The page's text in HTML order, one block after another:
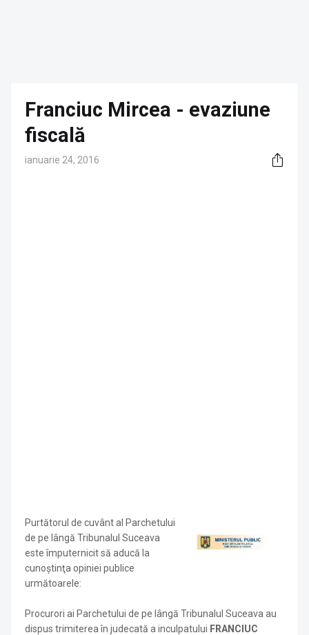
Franciuc Mircea - evaziune
fiscală
ianuarie 24, 2016
Purtătorul de cuvânt al Parchetului
de pe lângă Tribunalul Suceava
este împuternicit să aducă la
cunoştinţa opiniei publice
următoarele:
Procurori ai Parchetului de pe lângă Tribunalul Suceava au
dispus trimiterea în judecată a inculpatului FRANCIUC